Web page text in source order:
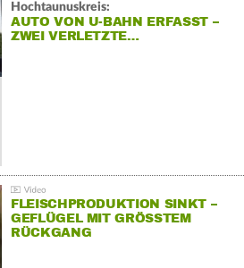
Hochtaunuskreis:
AUTO VON U-BAHN ERFASST –
ZWEI VERLETZTE…
FLEISCHPRODUKTION SINKT –
GEFLÜGEL MIT GRÖSSTEM R
ÜCKGANG